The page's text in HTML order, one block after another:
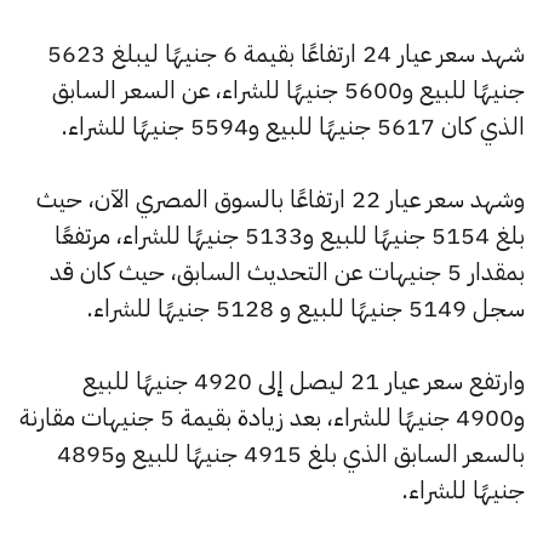
شهد سعر عيار 24 ارتفاعًا بقيمة 6 جنيهًا ليبلغ 5623
جنيهًا للبيع و5600 جنيهًا للشراء، عن السعر السابق
الذي كان 5617 جنيهًا للبيع و5594 جنيهًا للشراء.
وشهد سعر عيار 22 ارتفاعًا بالسوق المصري الآن، حيث
بلغ 5154 جنيهًا للبيع و5133 جنيهًا للشراء، مرتفعًا
بمقدار 5 جنيهات عن التحديث السابق، حيث كان قد
سجل 5149 جنيهًا للبيع و 5128 جنيهًا للشراء.
وارتفع سعر عيار 21 ليصل إلى 4920 جنيهًا للبيع
و4900 جنيهًا للشراء، بعد زيادة بقيمة 5 جنيهات مقارنة
بالسعر السابق الذي بلغ 4915 جنيهًا للبيع و4895
جنيهًا للشراء.